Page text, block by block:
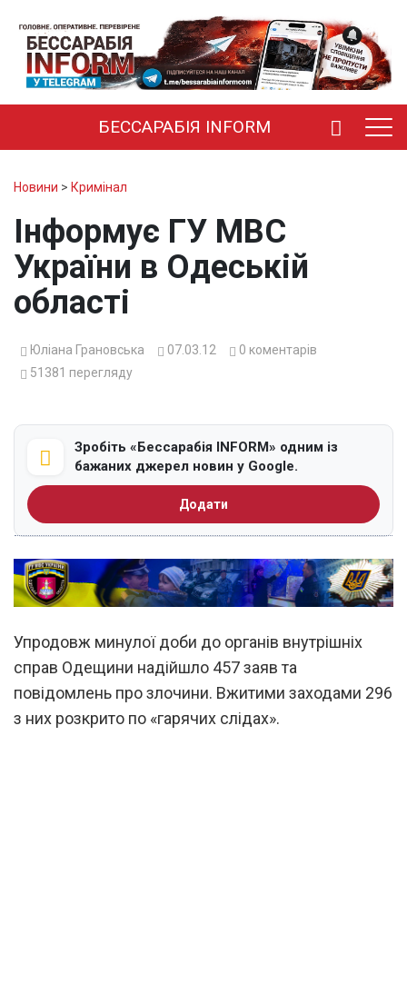
БЕССАРАБІЯ INFORM
Новини > Кримінал
Інформує ГУ МВС
України в Одеській
області
Юліана Грановська 07.03.12 0 коментарів
51381 перегляду
Зробіть «Бессарабія INFORM» одним із
бажаних джерел новин у Google.
Додати
Упродовж минулої доби до органів внутрішніх
справ Одещини надійшло 457 заяв та
повідомлень про злочини. Вжитими заходами 296
з них розкрито по «гарячих слідах».